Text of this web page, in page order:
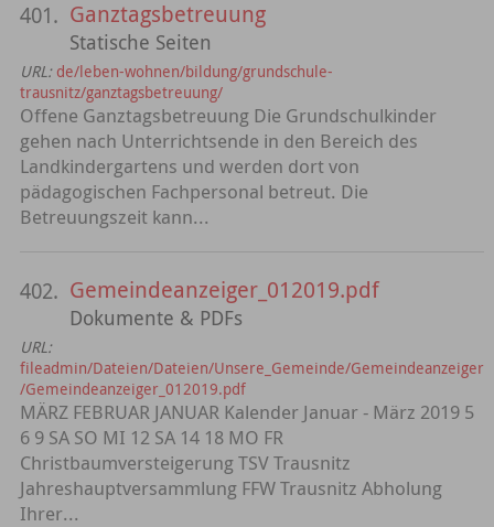
401. Ganztagsbetreuung
Statische Seiten
URL: de/leben-wohnen/bildung/grundschule-
trausnitz/ganztagsbetreuung/
Offene Ganztagsbetreuung Die Grundschulkinder
gehen nach Unterrichtsende in den Bereich des
Landkindergartens und werden dort von
pädagogischen Fachpersonal betreut. Die
Betreuungszeit kann...
402. Gemeindeanzeiger_012019.pdf
Dokumente & PDFs
URL:
fileadmin/Dateien/Dateien/Unsere_Gemeinde/Gemeindeanzeiger
/Gemeindeanzeiger_012019.pdf
MÄRZ FEBRUAR JANUAR Kalender Januar - März 2019 5
6 9 SA SO MI 12 SA 14 18 MO FR
Christbaumversteigerung TSV Trausnitz
Jahreshauptversammlung FFW Trausnitz Abholung
Ihrer...